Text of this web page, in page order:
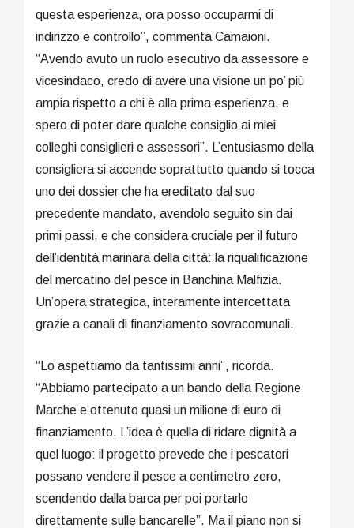
questa esperienza, ora posso occuparmi di
indirizzo e controllo”, commenta Camaioni.
“Avendo avuto un ruolo esecutivo da assessore e
vicesindaco, credo di avere una visione un po’ più
ampia rispetto a chi è alla prima esperienza, e
spero di poter dare qualche consiglio ai miei
colleghi consiglieri e assessori”. L’entusiasmo della
consigliera si accende soprattutto quando si tocca
uno dei dossier che ha ereditato dal suo
precedente mandato, avendolo seguito sin dai
primi passi, e che considera cruciale per il futuro
dell’identità marinara della città: la riqualificazione
del mercatino del pesce in Banchina Malfizia.
Un’opera strategica, interamente intercettata
grazie a canali di finanziamento sovracomunali.
“Lo aspettiamo da tantissimi anni”, ricorda.
“Abbiamo partecipato a un bando della Regione
Marche e ottenuto quasi un milione di euro di
finanziamento. L’idea è quella di ridare dignità a
quel luogo: il progetto prevede che i pescatori
possano vendere il pesce a centimetro zero,
scendendo dalla barca per poi portarlo
direttamente sulle bancarelle”. Ma il piano non si